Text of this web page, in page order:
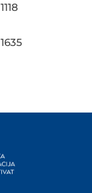
1118
1635